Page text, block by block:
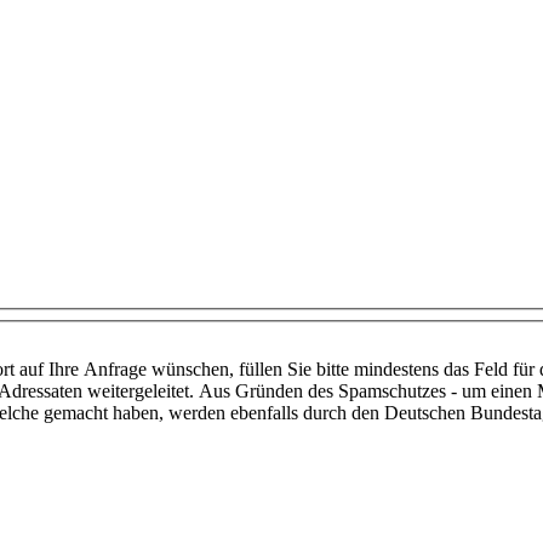
Ihre Anfrage wünschen, füllen Sie bitte mindestens das Feld
weitergeleitet. Aus Gründen des Spamschutzes - um
gemacht haben, werden ebenfalls durch den Deutschen